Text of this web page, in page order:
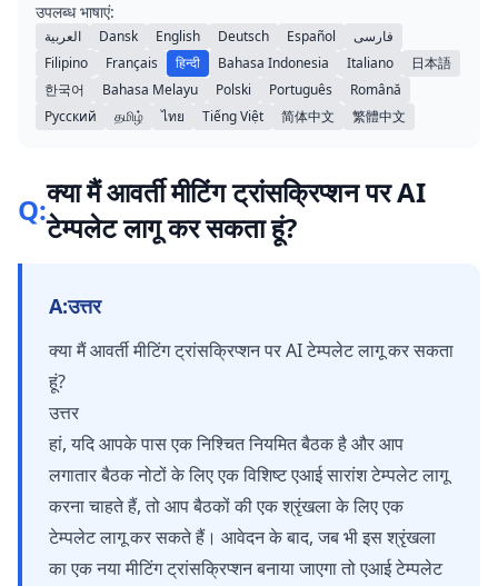
उपलब्ध भाषाएं:
العربية Dansk English Deutsch Español
فارسی
Filipino
Français हिन्दी Bahasa Indonesia Italiano
日本語
한국어
Bahasa Melayu Polski Português
Română
Русский
தமிழ் ไทย Tiếng Việt 简体中文 繁體中文
Q:क्या मैं आवर्ती मीटिंग ट्रांसक्रिप्शन पर AI
टेम्पलेट लागू कर सकता हूं?
A:उत्तर
क्या मैं आवर्ती मीटिंग ट्रांसक्रिप्शन पर AI टेम्पलेट लागू कर सकता
हूं?
उत्तर
हां, यदि आपके पास एक निश्चित नियमित बैठक है और आप
लगातार बैठक नोटों के लिए एक विशिष्ट एआई सारांश टेम्पलेट लागू
करना चाहते हैं, तो आप बैठकों की एक श्रृंखला के लिए एक
टेम्पलेट लागू कर सकते हैं। आवेदन के बाद, जब भी इस श्रृंखला
का एक नया मीटिंग ट्रांसक्रिप्शन बनाया जाएगा तो एआई टेम्पलेट